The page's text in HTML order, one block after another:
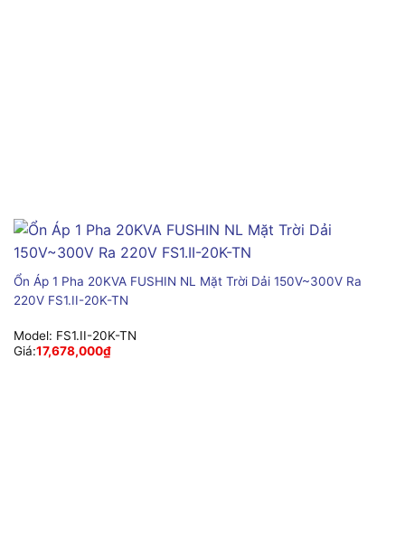
Ổn Áp 1 Pha 20KVA FUSHIN NL Mặt Trời Dải 150V~300V Ra
220V FS1.II-20K-TN
Model: FS1.II-20K-TN
Giá:17,678,000₫